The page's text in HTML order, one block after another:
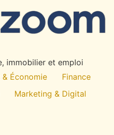
immobilier et emploi
& Économie
Finance
Marketing & Digital